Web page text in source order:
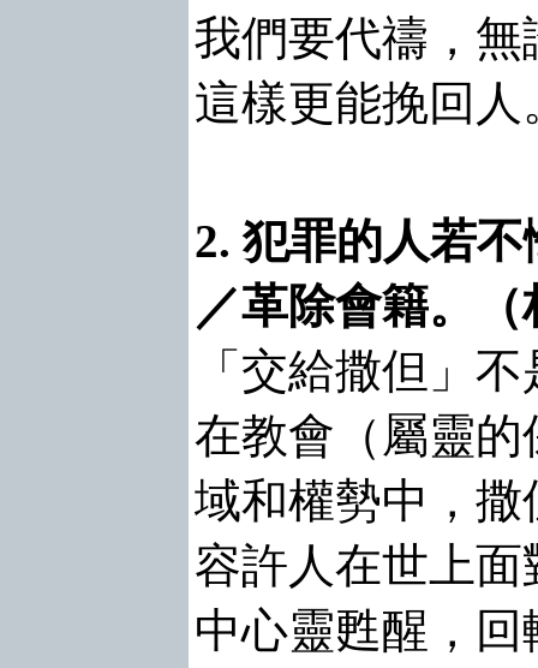
我們要代禱，
這樣更能挽回人
2. 犯罪的人若
／革除會籍。
「交給撒但」
在教會（屬靈
域和權勢中，
容許人在世上
中心靈甦醒，